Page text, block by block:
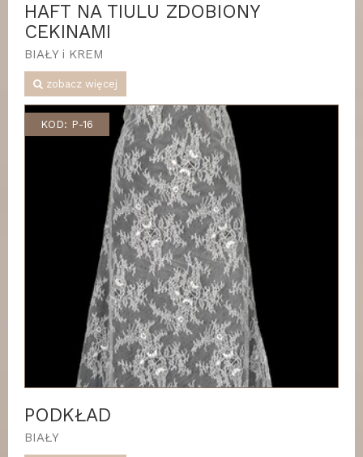
HAFT NA TIULU ZDOBIONY
CEKINAMI
BIAŁY i KREM
zobacz więcej
KOD: P-16
PODKŁAD
BIAŁY